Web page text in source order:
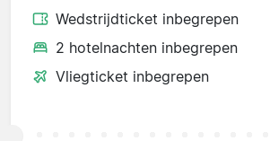
Wedstrijdticket inbegrepen
2 hotelnachten inbegrepen
Vliegticket inbegrepen